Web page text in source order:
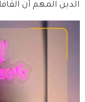
الدين المهم أن